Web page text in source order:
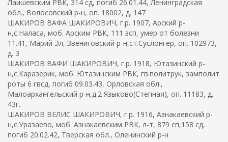
Лаишевским РВК, 314 сд, погиб 26.01.44, Ленинградская
обл., Волосовский р-н, оп. 18002, д. 147
ШАКИРОВ ВАФА ШАКИРОВИЧ, г.р. 1907, Арский р-
н,с.Наласа, моб. Арским РВК, 111 зсп, умер от болезни
11.41, Марий Эл, Звениговский р-н,ст.Суслонгер, оп. 102973,
д. 3
ШАКИРОВ ВАФИ ШАКИРОВИЧ, г.р. 1918, Ютазинский р-
н,с.Каразерик, моб. Ютазинским РВК, гв.политрук, замполит
роты 6 гвсд, погиб 09.03.43, Орловская обл.,
Малоархангельский р-н,д.2 Языково(Степная), оп. 11183, д.
43г.
ШАКИРОВ ВЕЛИС ШАКИРОВИЧ, г.р. 1916, Азнакаевский р-
н,с.Уразаево, моб. Азнакаевским РВК, л-т, 879 сп,158 сд,
погиб 20.02.42, Тверская обл., Оленинский р-н